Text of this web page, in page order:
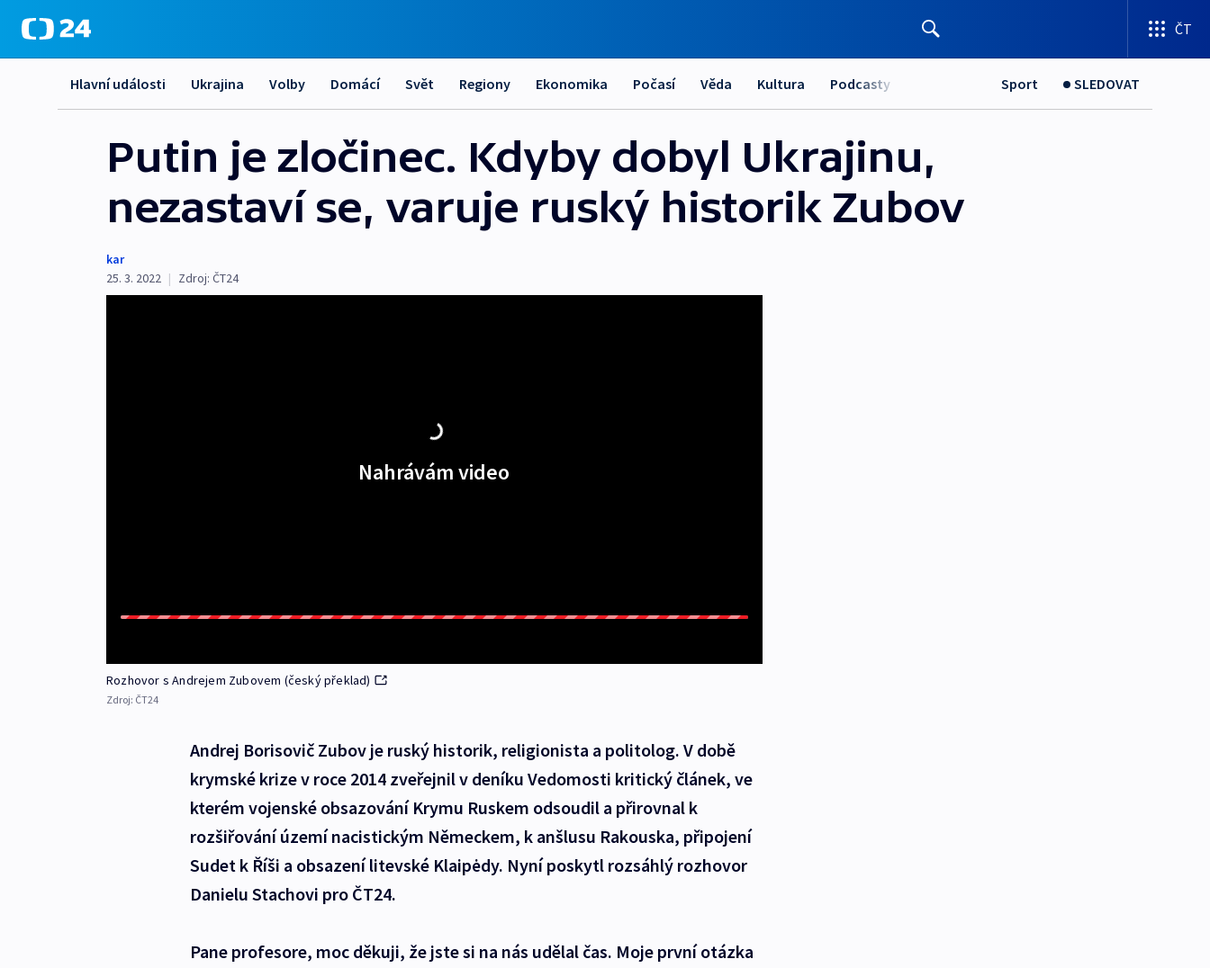
ČT
Hlavní události Ukrajina Volby Domácí Svět Regiony Ekonomika Počasí Věda Kultura Podcasty Sport SLEDOVAT
Putin je zločinec. Kdyby dobyl Ukrajinu,
nezastaví se, varuje ruský historik Zubov
kar
25. 3. 2022 | Zdroj: ČT24
Nahrávám video
Rozhovor s Andrejem Zubovem (český překlad)
Zdroj: ČT24
Andrej Borisovič Zubov je ruský historik, religionista a politolog. V době
krymské krize v roce 2014 zveřejnil v deníku Vedomosti kritický článek, ve
kterém vojenské obsazování Krymu Ruskem odsoudil a přirovnal k
rozšiřování území nacistickým Německem, k anšlusu Rakouska, připojení
Sudet k Říši a obsazení litevské Klaipėdy. Nyní poskytl rozsáhlý rozhovor
Danielu Stachovi pro ČT24.
Pane profesore, moc děkuji, že jste si na nás udělal čas. Moje první otázka